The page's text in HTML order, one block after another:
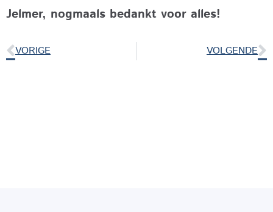
Jelmer, nogmaals bedankt voor alles!
VORIGE VOLGENDE